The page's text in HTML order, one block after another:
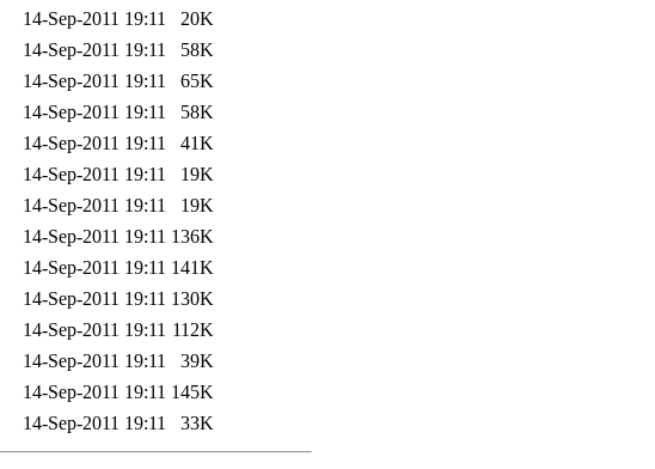
14-Sep-2011 19:11
20K
14-Sep-2011 19:11
58K
14-Sep-2011 19:11
65K
14-Sep-2011 19:11
58K
14-Sep-2011 19:11
41K
14-Sep-2011 19:11
19K
14-Sep-2011 19:11
19K
14-Sep-2011 19:11 136K
14-Sep-2011 19:11 141K
14-Sep-2011 19:11 130K
14-Sep-2011 19:11 112K
14-Sep-2011 19:11
39K
14-Sep-2011 19:11 145K
14-Sep-2011 19:11 33K